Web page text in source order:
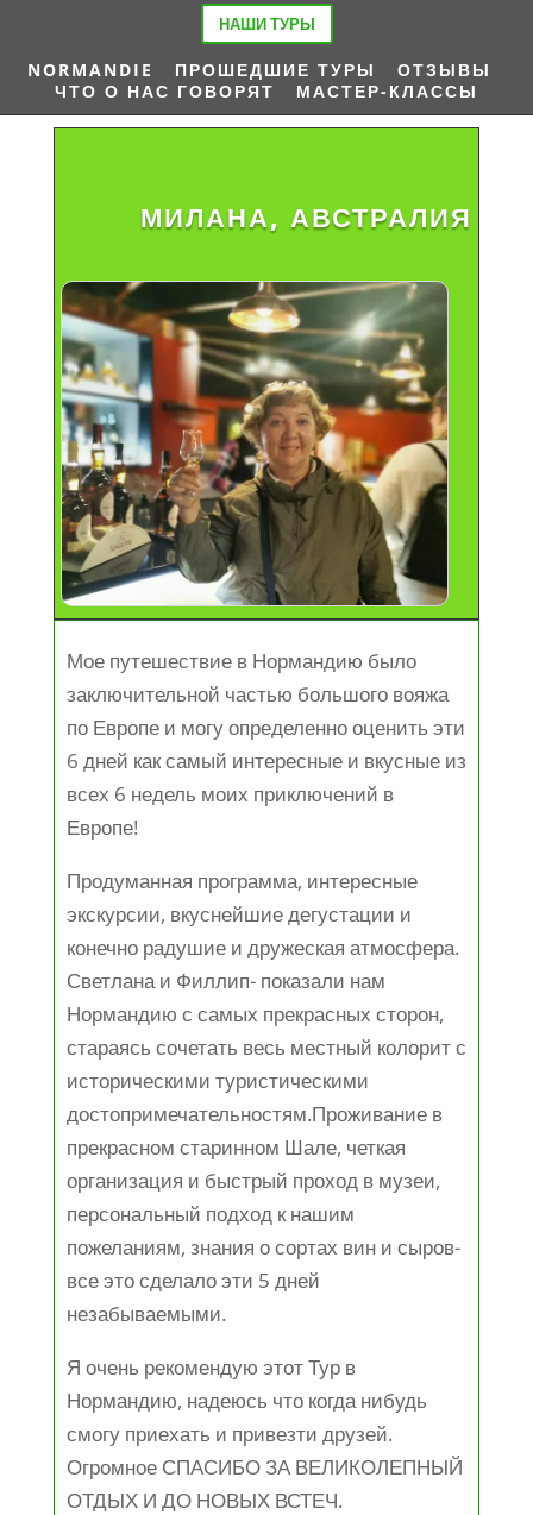
НАШИ ТУРЫ
NORMANDIE ПРОШЕДШИЕ ТУРЫ ОТЗЫВЫ
ЧТО О НАС ГОВОРЯТ
МАСТЕР-КЛАССЫ
МИЛАНА, АВСТРАЛИЯ
Мое путешествие в Нормандию было
заключительной частью большого вояжа
по Европе и могу определенно оценить эти
6 дней как самый интересные и вкусные из
всех 6 недель моих приключений в
Европе!
Продуманная программа, интересные
экскурсии, вкуснейшие дегустации и
конечно радушие и дружеская атмосфера.
Светлана и Филлип- показали нам
Нормандию с самых прекрасных сторон,
стараясь сочетать весь местный колорит с
историческими туристическими
достопримечательностям.Проживание в
прекрасном старинном Шале, четкая
организация и быстрый проход в музеи,
персональный подход к нашим
пожеланиям, знания о сортах вин и сыров-
все это сделало эти 5 дней
незабываемыми.
Я очень рекомендую этот Тур в
Нормандию, надеюсь что когда нибудь
смогу приехать и привезти друзей.
Огромное СПАСИБО ЗА ВЕЛИКОЛЕПНЫЙ
ОТДЫХ И ДО НОВЫХ ВСТЕЧ.